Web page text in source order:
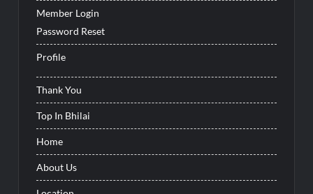
Member Login
Password Reset
Profile
Thank You
Top In Bhilai
Home
About Us